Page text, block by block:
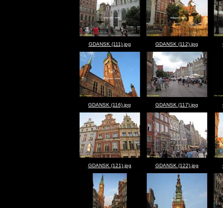
GDANSK (111).jpg GDANSK (112).jpg
GDANSK (116).jpg GDANSK (117).jpg
GDANSK (121).jpg GDANSK (122).jpg